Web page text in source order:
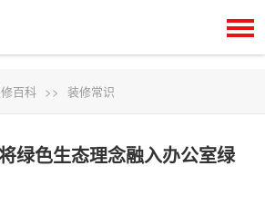
百科 >> 装修常识
绿色生态理念融入办公室绿